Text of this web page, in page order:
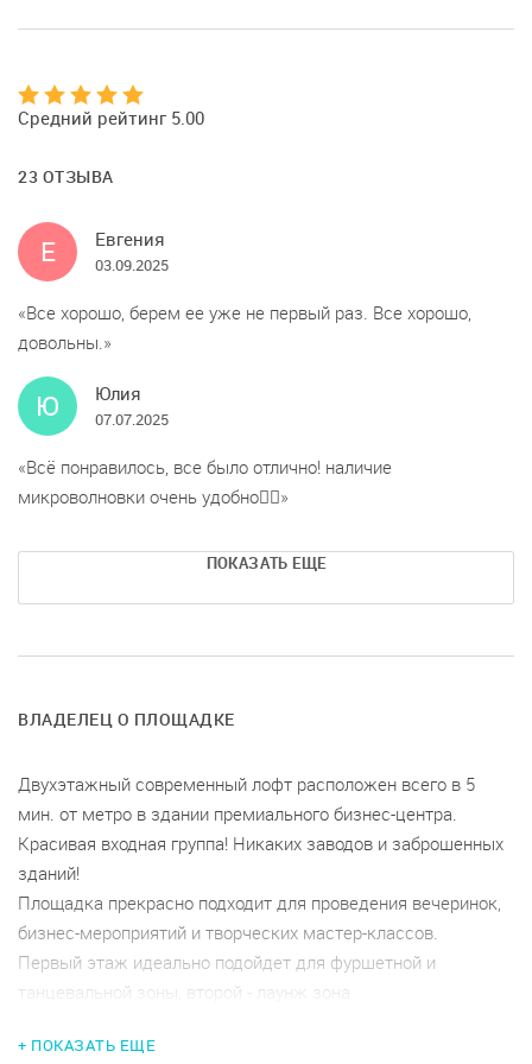
Средний рейтинг 5.00
23 ОТЗЫВА
Е Евгения
03.09.2025
Все хорошо, берем ее уже не первый раз. Все хорошо,
довольны.
Ю Юлия
07.07.2025
Всё понравилось, все было отлично! наличие
микроволновки очень удобно👍🏻
ПОКАЗАТЬ ЕЩЕ
ВЛАДЕЛЕЦ О ПЛОЩАДКЕ
Двухэтажный современный лофт расположен всего в 5
мин. от метро в здании премиального бизнес-центра.
Красивая входная группа! Никаких заводов и заброшенных
зданий!
Площадка прекрасно подходит для проведения вечеринок,
бизнес-мероприятий и творческих мастер-классов.
Первый этаж идеально подойдет для фуршетной и
танцевальной зоны, второй - лаунж зона.
МИНИМАЛЬНАЯ БРОНЬ - 5 ЧАСОВ. МИНИМАЛЬНАЯ БРОНЬ
+ ПОКАЗАТЬ ЕЩЕ